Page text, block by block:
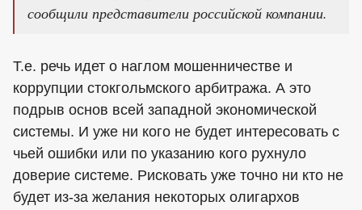
сообщили представители российской компании.
Т.е. речь идет о наглом мошенничестве и
коррупции стокгольмского арбитража. А это
подрыв основ всей западной экономической
системы. И уже ни кого не будет интересовать с
чьей ошибки или по указанию кого рухнуло
доверие системе. Рисковать уже точно ни кто не
будет из-за желания некоторых олигархов